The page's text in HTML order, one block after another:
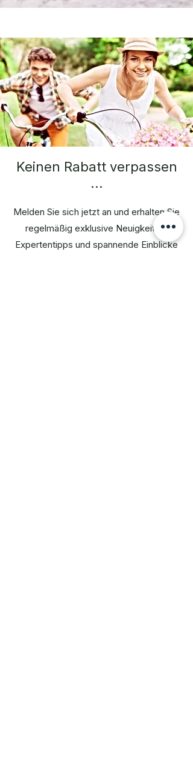
Keinen Rabatt verpassen
...
Melden Sie sich jetzt an und erhalten Sie
regelmäßig exklusive Neuigkeiten,
Expertentipps und spannende Einblicke